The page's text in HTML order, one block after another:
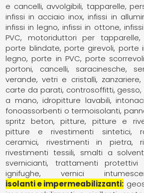
e cancelli avvolgibili, tapparelle,
infissi in acciaio inox infissi in
infissi in legno infissi in ottone
PVC
motoriduttori per tapparelle
porte blindate porte girevoli porte
legno porte in PVC porte
portoni, cancelli, saracinesche
verande vetri e cristalli zanzariere
carte da parati controsoffitti
a mano idropitture lavabili
fonoassorbenti o termoisolanti
spritz beton
pitture
pitture e
pitture e rivestimenti sintetici
ceramici
rivestimenti in pietra
rivestimenti tessili
smalti a
svernicianti
trattamenti
ignifughe
vernici
isolanti e impermeabilizzanti